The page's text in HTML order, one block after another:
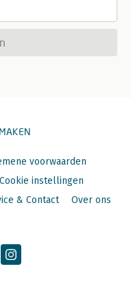
voorwaarden
Cookie instellingen
& Contact Over ons